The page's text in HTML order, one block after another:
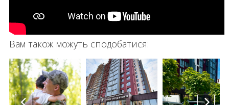
Вам також можуть сподобатися: